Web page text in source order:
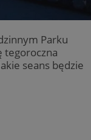
Parku
tegoroczna
seans będzie